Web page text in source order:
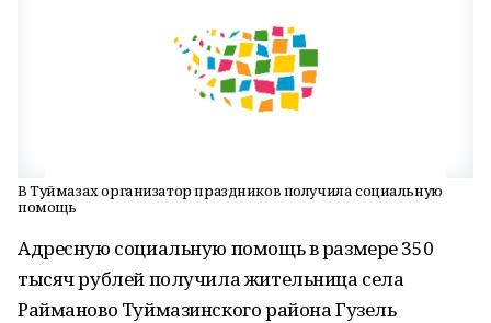
В Туймазах организатор праздников получила социальную
помощь
Адресную социальную помощь в размере 350
тысяч рублей получила жительница села
Райманово Туймазинского района Гузель